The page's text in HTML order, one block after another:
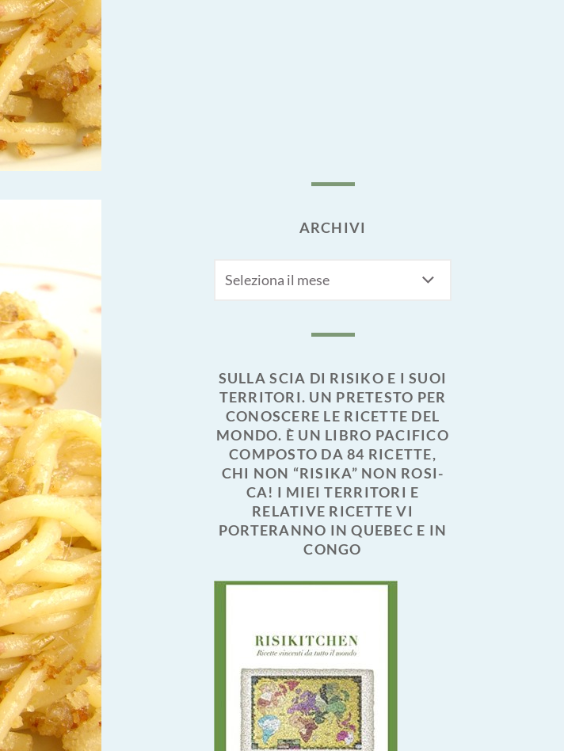
ARCHIVI
SULLA SCIA DI RISIKO E I SUOI
TERRITORI. UN PRETESTO PER
CONOSCERE LE RICETTE DEL
MONDO. È UN LIBRO PACIFICO
COMPOSTO DA 84 RICETTE,
CHI NON “RISIKA” NON ROSI-
CA! I MIEI TERRITORI E
RELATIVE RICETTE VI
PORTERANNO IN QUEBEC E IN
CONGO